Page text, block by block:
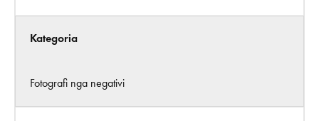
Kategoria
Fotografi nga negativi